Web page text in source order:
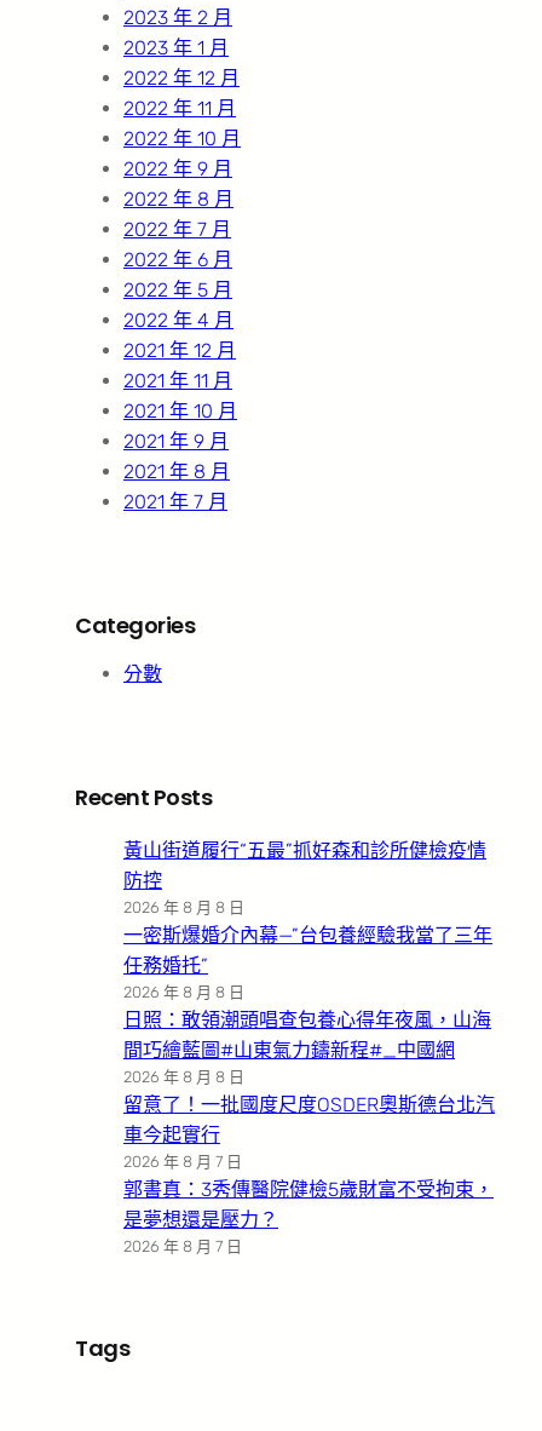
2023 年 2 月
2023 年 1 月
2022 年 12 月
2022 年 11 月
2022 年 10 月
2022 年 9 月
2022 年 8 月
2022 年 7 月
2022 年 6 月
2022 年 5 月
2022 年 4 月
2021 年 12 月
2021 年 11 月
2021 年 10 月
2021 年 9 月
2021 年 8 月
2021 年 7 月
Categories
分數
Recent Posts
黃山街道履行“五最”抓好森和診所健檢疫情
防控
2026 年 8 月 8 日
一密斯爆婚介內幕—”台包養經驗我當了三年
任務婚托”
2026 年 8 月 8 日
日照：敢領潮頭唱查包養心得年夜風，山海
間巧繪藍圖#山東氣力鑄新程#_中國網
2026 年 8 月 8 日
留意了！一批國度尺度OSDER奧斯德台北汽
車今起實行
2026 年 8 月 7 日
郭書真：3秀傳醫院健檢5歲財富不受拘束，
是夢想還是壓力？
2026 年 8 月 7 日
Tags